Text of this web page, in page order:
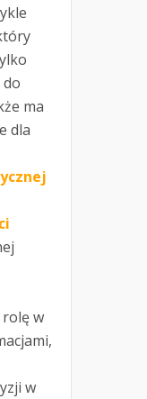
ma
dla
w
w